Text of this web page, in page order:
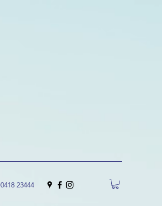
0418 23444